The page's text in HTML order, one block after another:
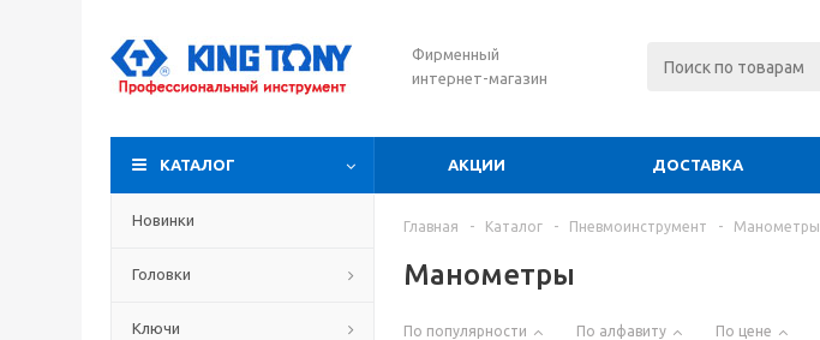
Фирменный
интернет-магазин
КАТАЛОГ АКЦИИ ДОСТАВКА
Новинки
Головки
Ключи
Главная - Каталог - Пневмоинструмент - Манометры
Манометры
По популярности По алфавиту По цене